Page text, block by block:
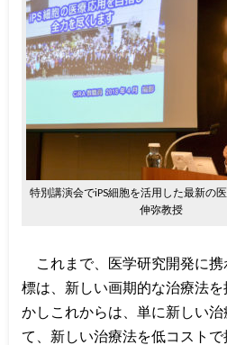
特別講演会でiPS細胞を活用した最新の
伸弥教授
これまで、医学研究開発に携
標は、新しい画期的な治療法
かしこれからは、単に新しい治
て、新しい治療法を低コスト